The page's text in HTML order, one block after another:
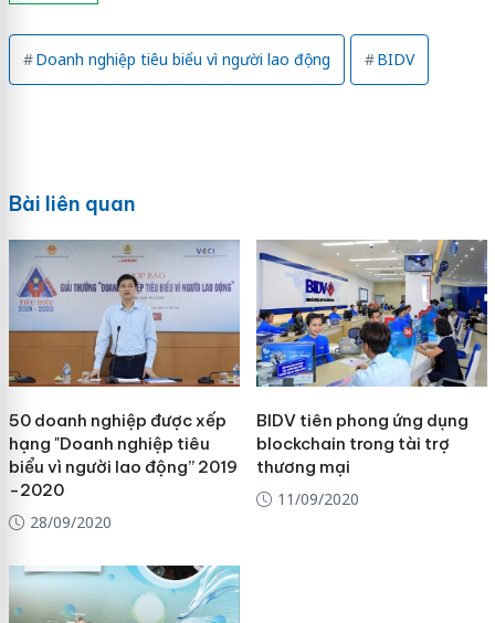
Doanh nghiệp tiêu biểu vì người lao động BIDV
Bài liên quan
50 doanh nghiệp được xếp
hạng "Doanh nghiệp tiêu
biểu vì người lao động” 2019
-2020
28/09/2020
BIDV tiên phong ứng dụng
blockchain trong tài trợ
thương mại
11/09/2020